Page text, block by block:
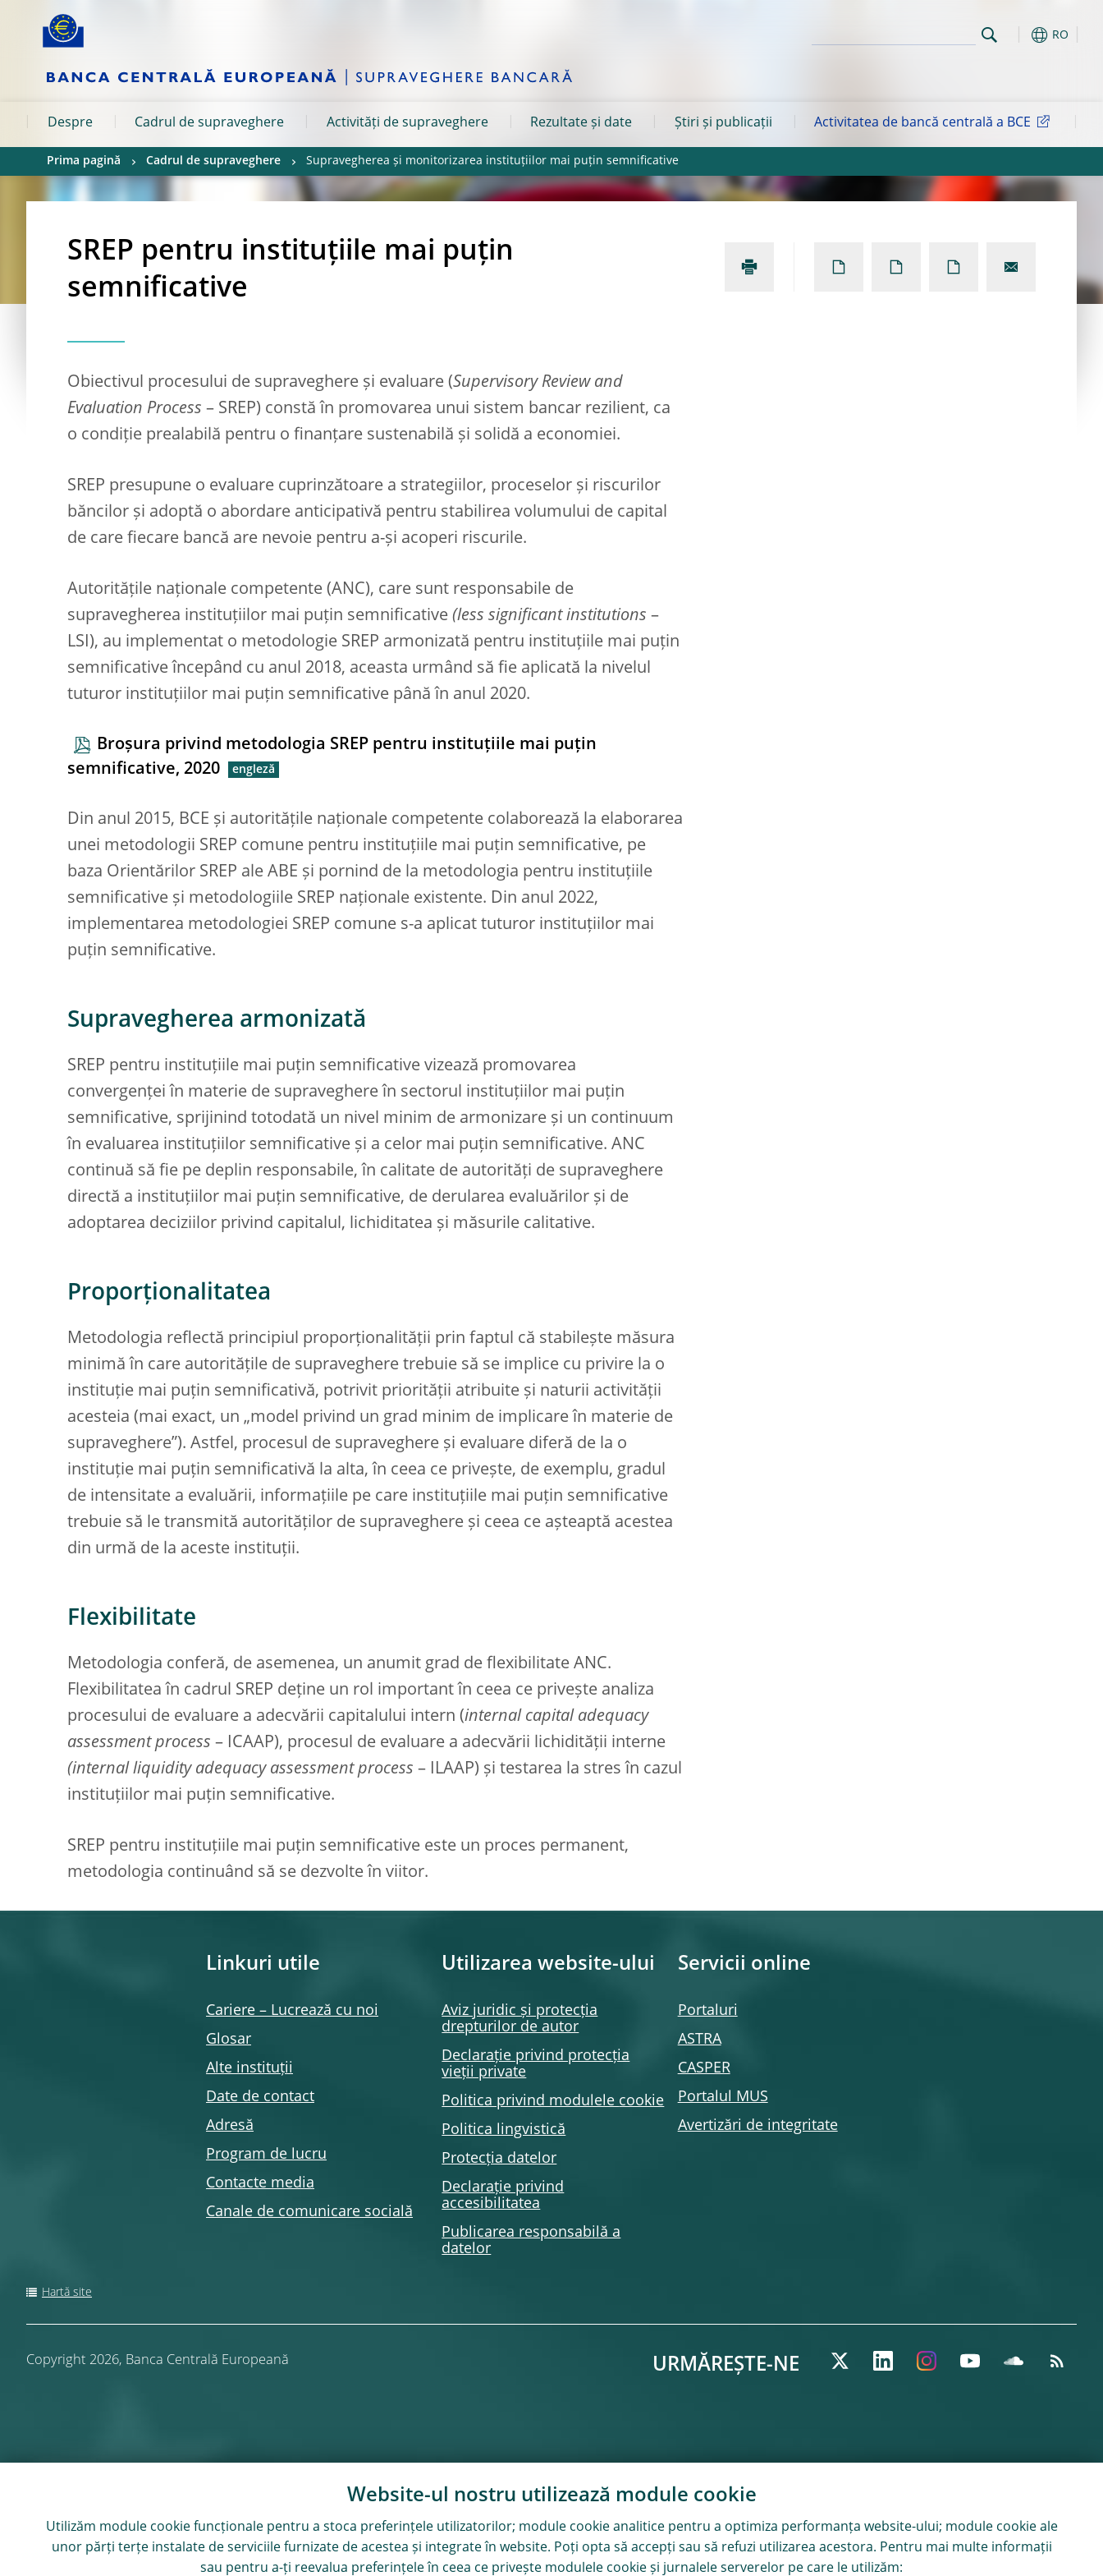
Skip to:
RO
Despre Cadrul de supraveghere Activități de supraveghere Rezultate și date Știri și publicații Activitatea de bancă centrală a BCE
Prima pagină Cadrul de supraveghere Supravegherea și monitorizarea instituțiilor mai puțin semnificative
SREP pentru instituțiile mai puțin
semnificative
Obiectivul procesului de supraveghere și evaluare (Supervisory Review and
Evaluation Process – SREP) constă în promovarea unui sistem bancar rezilient, ca
o condiție prealabilă pentru o finanțare sustenabilă și solidă a economiei.
SREP presupune o evaluare cuprinzătoare a strategiilor, proceselor și riscurilor
băncilor și adoptă o abordare anticipativă pentru stabilirea volumului de capital
de care fiecare bancă are nevoie pentru a-și acoperi riscurile.
Autoritățile naționale competente (ANC), care sunt responsabile de
supravegherea instituțiilor mai puțin semnificative (less significant institutions –
LSI), au implementat o metodologie SREP armonizată pentru instituțiile mai puțin
semnificative începând cu anul 2018, aceasta urmând să fie aplicată la nivelul
tuturor instituțiilor mai puțin semnificative până în anul 2020.
Broșura privind metodologia SREP pentru instituțiile mai puțin
semnificative, 2020
Din anul 2015, BCE și autoritățile naționale competente colaborează la elaborarea
unei metodologii SREP comune pentru instituțiile mai puțin semnificative, pe
baza Orientărilor SREP ale ABE și pornind de la metodologia pentru instituțiile
semnificative și metodologiile SREP naționale existente. Din anul 2022,
implementarea metodologiei SREP comune s-a aplicat tuturor instituțiilor mai
puțin semnificative.
Supravegherea armonizată
SREP pentru instituțiile mai puțin semnificative vizează promovarea
convergenței în materie de supraveghere în sectorul instituțiilor mai puțin
semnificative, sprijinind totodată un nivel minim de armonizare și un continuum
în evaluarea instituțiilor semnificative și a celor mai puțin semnificative. ANC
continuă să fie pe deplin responsabile, în calitate de autorități de supraveghere
directă a instituțiilor mai puțin semnificative, de derularea evaluărilor și de
adoptarea deciziilor privind capitalul, lichiditatea și măsurile calitative.
Proporționalitatea
Metodologia reflectă principiul proporționalității prin faptul că stabilește măsura
minimă în care autoritățile de supraveghere trebuie să se implice cu privire la o
instituție mai puțin semnificativă, potrivit priorității atribuite și naturii activității
acesteia (mai exact, un „model privind un grad minim de implicare în materie de
supraveghere”). Astfel, procesul de supraveghere și evaluare diferă de la o
instituție mai puțin semnificativă la alta, în ceea ce privește, de exemplu, gradul
de intensitate a evaluării, informațiile pe care instituțiile mai puțin semnificative
trebuie să le transmită autorităților de supraveghere și ceea ce așteaptă acestea
din urmă de la aceste instituții.
Flexibilitate
Metodologia conferă, de asemenea, un anumit grad de flexibilitate ANC.
Flexibilitatea în cadrul SREP deține un rol important în ceea ce privește analiza
procesului de evaluare a adecvării capitalului intern (internal capital adequacy
assessment process – ICAAP), procesul de evaluare a adecvării lichidității interne
(internal liquidity adequacy assessment process – ILAAP) și testarea la stres în cazul
instituțiilor mai puțin semnificative.
SREP pentru instituțiile mai puțin semnificative este un proces permanent,
metodologia continuând să se dezvolte în viitor.
Linkuri utile
Cariere – Lucrează cu noi
Glosar
Alte instituții
Date de contact
Adresă
Program de lucru
Contacte media
Canale de comunicare socială
Utilizarea website-ului
Aviz juridic și protecția
drepturilor de autor
Declarație privind protecția
vieții private
Politica privind modulele cookie
Politica lingvistică
Protecția datelor
Declarație privind
accesibilitatea
Publicarea responsabilă a
datelor
Servicii online
Portaluri
ASTRA
CASPER
Portalul MUS
Avertizări de integritate
Hartă site
Copyright 2026, Banca Centrală Europeană URMĂREȘTE-NE
Website-ul nostru utilizează module cookie
Utilizăm module cookiefuncționale pentru a stoca preferințele utilizatorilor; module cookieanalitice pentru a optimiza performanța website-ului; module cookieale
unor părți terțe instalate de serviciile furnizate de acestea și integrate în website. Poți opta să accepți sau să refuzi utilizarea acestora. Pentru mai multe informații
sau pentru a-ți reevalua preferințele în ceea ce privește modulele cookie și jurnalele serverelor pe care le utilizăm: